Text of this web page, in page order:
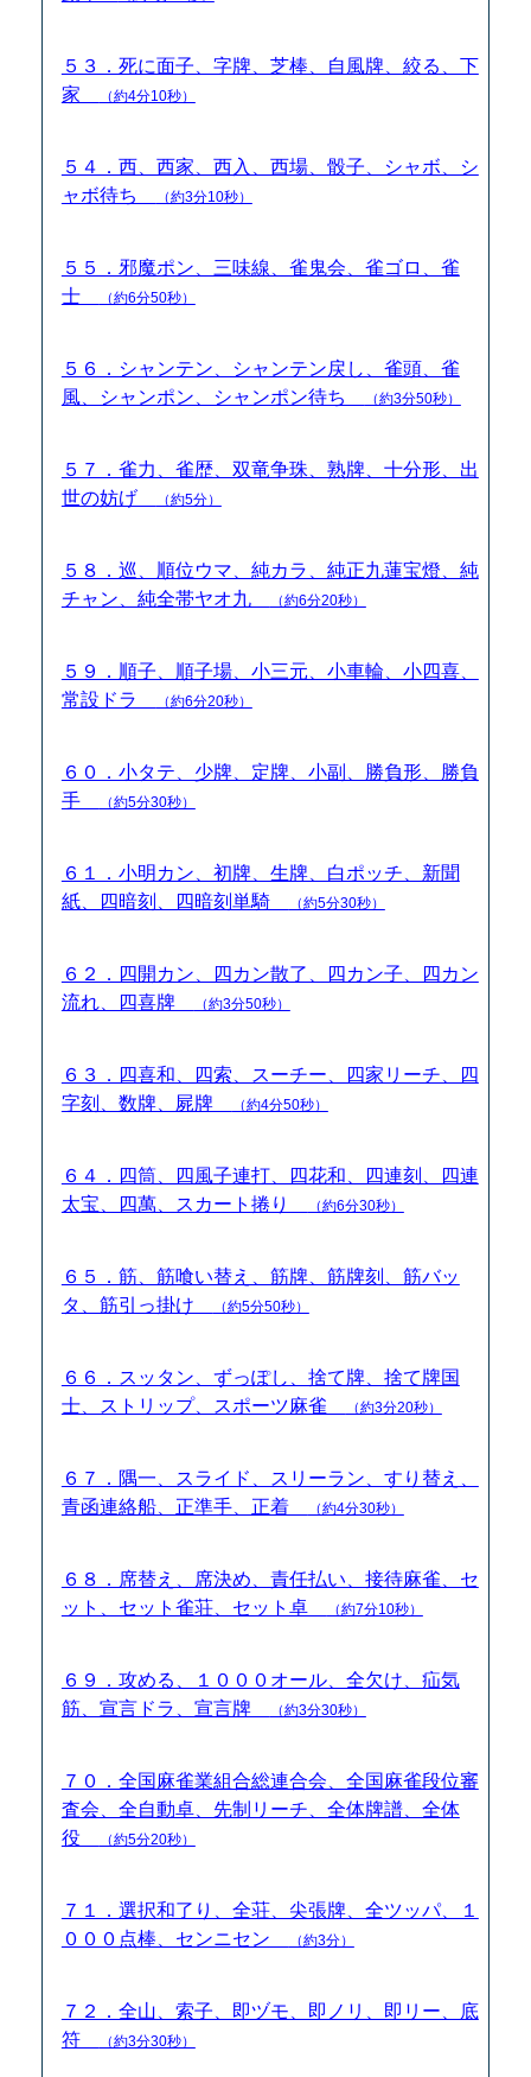
５３．死に面子、字牌、芝棒、自風牌、絞る、下
家
（約4分10秒）
５４．西、西家、西入、西場、骰子、シャボ、シ
ャボ待ち
（約3分10秒）
５５．邪魔ポン、三味線、雀鬼会、雀ゴロ、雀
士
（約6分50秒）
５６．シャンテン、シャンテン戻し、雀頭、雀
風、シャンポン、シャンポン待ち
（約3分50秒）
５７．雀力、雀歴、双竜争珠、熟牌、十分形、出
世の妨げ
（約5分）
５８．巡、順位ウマ、純カラ、純正九蓮宝燈、純
チャン、純全帯ヤオ九
（約6分20秒）
５９．順子、順子場、小三元、小車輪、小四喜、
常設ドラ
（約6分20秒）
６０．小タテ、少牌、定牌、小副、勝負形、勝負
手
（約5分30秒）
６１．小明カン、初牌、生牌、白ポッチ、新聞
紙、四暗刻、四暗刻単騎
（約5分30秒）
６２．四開カン、四カン散了、四カン子、四カン
流れ、四喜牌
（約3分50秒）
６３．四喜和、四索、スーチー、四家リーチ、四
字刻、数牌、屍牌
（約4分50秒）
６４．四筒、四風子連打、四花和、四連刻、四連
太宝、四萬、スカート捲り
（約6分30秒）
６５．筋、筋喰い替え、筋牌、筋牌刻、筋バッ
タ、筋引っ掛け
（約5分50秒）
６６．スッタン、ずっぽし、捨て牌、捨て牌国
士、ストリップ、スポーツ麻雀
（約3分20秒）
６７．隅一、スライド、スリーラン、すり替え、
青函連絡船、正準手、正着
（約4分30秒）
６８．席替え、席決め、責任払い、接待麻雀、セ
ット、セット雀荘、セット卓
（約7分10秒）
６９．攻める、１０００オール、全欠け、疝気
筋、宣言ドラ、宣言牌
（約3分30秒）
７０．全国麻雀業組合総連合会、全国麻雀段位審
査会、全自動卓、先制リーチ、全体牌譜、全体
役
（約5分20秒）
７１．選択和了り、全荘、尖張牌、全ツッパ、１
０００点棒、センニセン
（約3分）
７２．全山、索子、即ヅモ、即ノリ、即リー、底
符
（約3分30秒）